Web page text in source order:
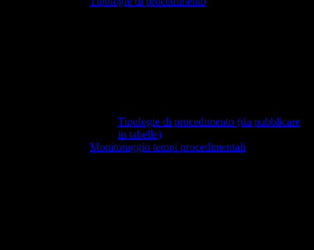
Tipologie di procedimento (da pubblicare
in tabelle)
Monitoraggio tempi procedimentali